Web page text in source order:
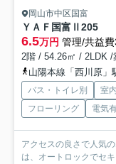
岡山市中区国富
ＹＡＦ国富Ⅱ 205
6.5万円 管理/共益
2階 / 54.26㎡ / 2LDK /
山陽本線「西川原」
バス・トイレ別 室
フローリング
電気
アクセスの良さで人気
は、オートロックでセ